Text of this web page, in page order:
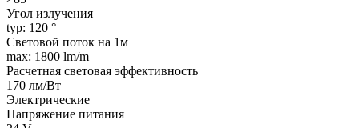
Угол излучения
typ: 120 °
Световой поток на 1м
max: 1800 lm/m
Расчетная световая эффективность
170 лм/Вт
Электрические
Напряжение питания